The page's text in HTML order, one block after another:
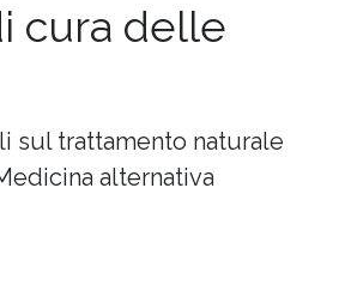
cura delle
sul trattamento naturale
alternativa